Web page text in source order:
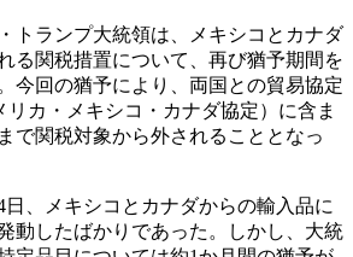
トランプ大統領は、メキシコとカナダ
る関税措置について、再び猶予期間を
今回の猶予により、両国との貿易協定
カ・メキシコ・カナダ協定）に含ま
で関税対象から外されることとなっ
日、メキシコとカナダからの輸入品に
動したばかりであった。しかし、大統